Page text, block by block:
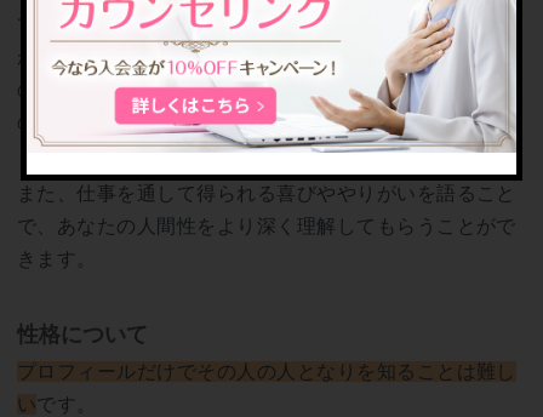
て、お客様からのうれしいフィードバックを目にする時
が最もやりがいを感じます」
のように、具体的な仕事内容を盛り込むことで、あなた
の熱意や能力が伝わりやすくなります。
また、仕事を通して得られる喜びややりがいを語ること
で、あなたの人間性をより深く理解してもらうことがで
きます。
性格について
プロフィールだけでその人の人となりを知ることは難し
いです。